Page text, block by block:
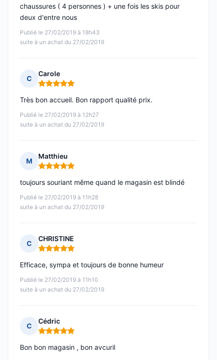
Publié le 27/02/2019 à 18h43
suite à un achat du 27/02/2019
chaussures ( 4 personnes ) + une fois les skis pour
deux d'entre nous
C
Carole
Note : 5 sur 5
Publié le 27/02/2019 à 12h27
suite à un achat du 27/02/2019
Très bon accueil. Bon rapport qualité prix.
M
Matthieu
Note : 5 sur 5
Publié le 27/02/2019 à 11h28
suite à un achat du 27/02/2019
toujours souriant même quand le magasin est blindé
C
CHRISTINE
Note : 5 sur 5
Publié le 27/02/2019 à 11h10
suite à un achat du 27/02/2019
Efficace, sympa et toujours de bonne humeur
C
Cédric
Note : 5 sur 5
Bon bon magasin , bon avcuril